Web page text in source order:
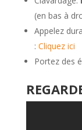
(en bas à
Appelez
: Cliquez ici
Portez des